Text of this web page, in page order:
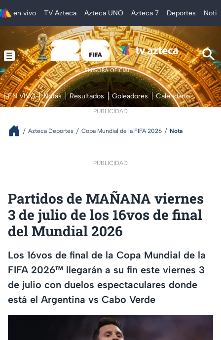
en vivo TV Azteca Azteca UNO Azteca 7 Deportes
EN VIVO Notas Resultados Goleadores Calendario
PUBLICIDAD
Azteca Deportes Copa Mundial de la FIFA 2026 Nota
PUBLICIDAD
Partidos de MAÑANA viernes
3 de julio de los 16vos de final
del Mundial 2026
Los 16vos de final de la Copa Mundial de la
FIFA 2026™ llegarán a su fin este viernes 3
de julio con duelos espectaculares donde
está el Argentina vs Cabo Verde